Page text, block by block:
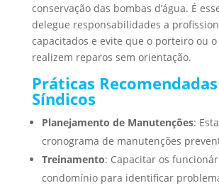
conservação das bombas d’água. É
delegue responsabilidades a
capacitados e evite que o porteiro ou
realizem reparos sem orientação.
Práticas
Síndicos
Planejamento de Manutenções:
cronograma de manutenções
Treinamento: Capacitar os
condomínio para identificar